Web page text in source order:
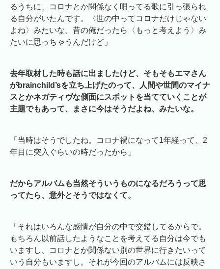
るうちに、コロナとか関係なく唄ってる歌に引っ張られ
る自分がいたんです。〈世の中ってコロナだけじゃない
よね〉みたいな。昔の俺だったら〈もっと考えよう〉み
たいに思っちゃうんだけど」
去年取材した時も話に出ましたけど、そもそもエマさん
がbrainchild’sを立ち上げたのって、人間や世間のマイナ
スとかネガティヴな側面にスポットを当てていくことが
主題でもあって、まさに今はそうだよね、みたいな。
「当時はそうでしたね。コロナ禍になって1年経って、2
年目に突入ぐらいの時だったから」
だからアルバムも当然そういうものになるだろうって思
ってたら、意外とそうではなくて。
「それはいろんな感情が自分の中で交錯してるからで。
もちろん以前話したようなことを考えてる自分は今でも
いますし、コロナとか関係ない別の世界に行きたいって
いう自分もいますし。それが今回のアルバムには反映さ